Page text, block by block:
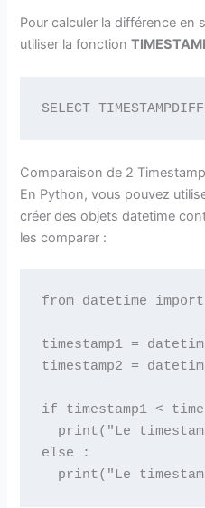
Pour calculer la différence en
utiliser la fonction
Comparaison de 2
En Python, vous pouvez
créer des objets datetime
les comparer :
from datetime
timestamp1 =
timestamp2 =
if timestamp1 <
print("Le
else :